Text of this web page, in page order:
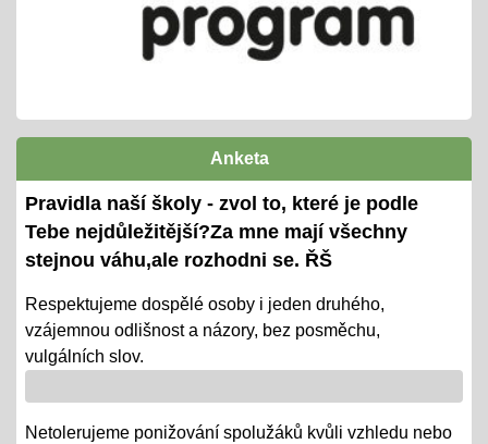
Pololetní zjišťování a vyhodnocování
výstupů ŠVP pro 2. pololetí
Ověřování výstupů vzd. k 1. pololetí
08.01.2024
- tradiční KP a TP od 8. 1. do 22. 1.
- termíny oznámeny na KOMENS
- DRŽÍME PĚSTI
Vánoce - tradiční projektová výuka
01.12.2018
Anketa
Pravidla naší školy - zvol to, které je podle
Tebe nejdůležitější?Za mne mají všechny
stejnou váhu,ale rozhodni se. ŘŠ
Respektujeme dospělé osoby i jeden druhého,
vzájemnou odlišnost a názory, bez posměchu,
vulgálních slov.
Netolerujeme ponižování spolužáků kvůli vzhledu nebo